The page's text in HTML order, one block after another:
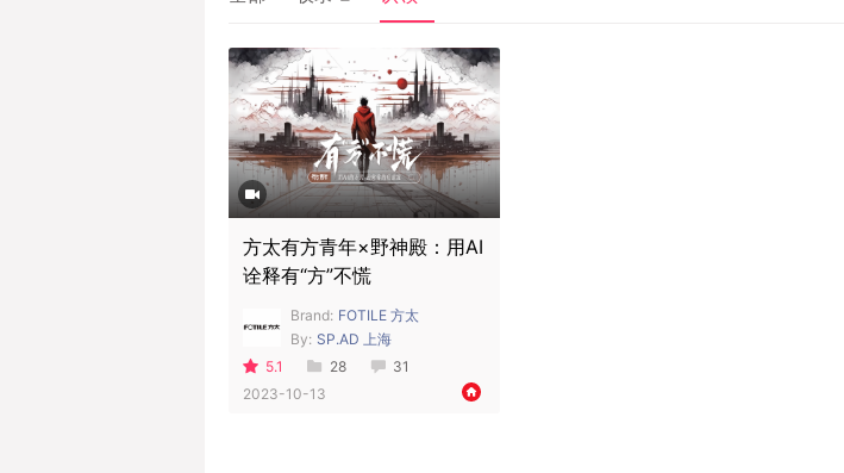
方太有方青年×野神殿：用AI
诠释有“方”不慌
Brand: FOTILE 方太
By: SP.AD 上海
5.1
28
31
2023-10-13